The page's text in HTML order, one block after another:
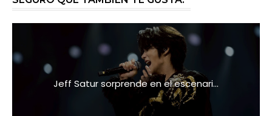
Jeff Satur sorprende en el escenari...